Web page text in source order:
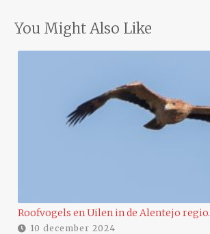
You Might Also Like
Roofvogels en Uilen in de Alentejo
10 december 2024